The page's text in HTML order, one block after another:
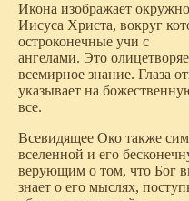
Икона изображает
Иисуса Христа, вокруг
остроконечные учи с
ангелами. Это
всемирное знание. Глаза
указывает на
все.
Всевидящее Око также
вселенной и его
верующим о том, что Бог
знает о его мыслях,